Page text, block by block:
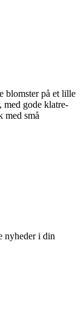
blomster på et lille
med gode klatre-
med små
nyheder i din